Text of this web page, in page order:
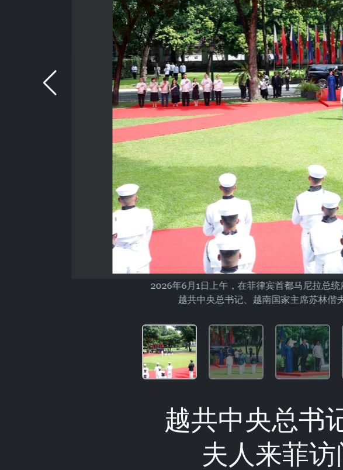
2026年6月1日上午，在菲律宾首都马尼拉总
越共中央总书记、越南国家主席苏林偕
越共中央总书
夫人来菲